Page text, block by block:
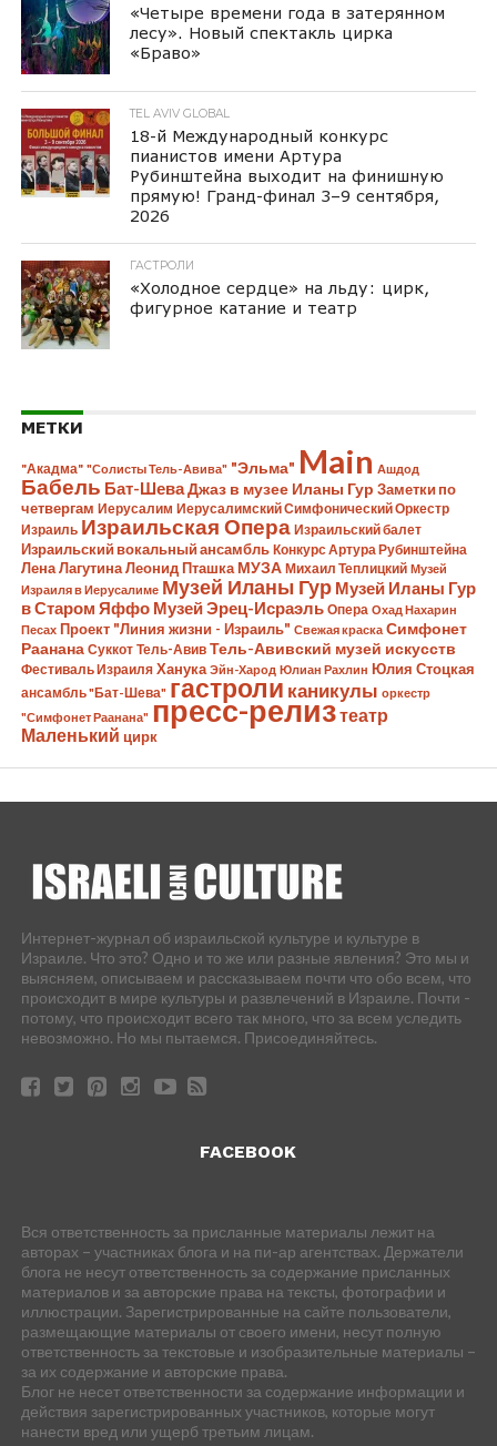
«Четыре времени года в затерянном
лесу». Новый спектакль цирка
«Браво»
TEL AVIV GLOBAL
18-й Международный конкурс
пианистов имени Артура
Рубинштейна выходит на финишную
прямую! Гранд-финал 3–9 сентября,
2026
ГАСТРОЛИ
«Холодное сердце» на льду: цирк,
фигурное катание и театр
МЕТКИ
"Акадма" "Солисты Тель-Авива" "Эльма" Main Ашдод
Бабель Бат-ШеваДжаз в музее Иланы Гур Заметки по
четвергам Иерусалим Иерусалимский Симфонический Оркестр
Израиль Израильская Опера Израильский балет
Израильский вокальный ансамбль Конкурс Артура Рубинштейна
Лена Лагутина Леонид Пташка МУЗА Михаил Теплицкий Музей
Израиля в Иерусалиме Музей Иланы Гур Музей Иланы Гур
в Старом Яффо Музей Эрец-Исраэль Опера Охад Нахарин
Песах Проект "Линия жизни - Израиль" Свежая краска Симфонет
Раанана Суккот Тель-Авив Тель-Авивский музей искусств
Фестиваль Израиля Ханука Эйн-Харод Юлиан Рахлин Юлия Стоцкая
ансамбль "Бат-Шева" гастроли каникулы оркестр
"Симфонет Раанана" пресс-релизтеатр
Маленький цирк
Интернет-журнал об израильской культуре и культуре в
Израиле. Что это? Одно и то же или разные явления? Это мы и
выясняем, описываем и рассказываем почти что обо всем, что
происходит в мире культуры и развлечений в Израиле. Почти -
потому, что происходит всего так много, что за всем уследить
невозможно. Но мы пытаемся. Присоединяйтесь.
FACEBOOK
Вся ответственность за присланные материалы лежит на
авторах – участниках блога и на пи-ар агентствах. Держатели
блога не несут ответственность за содержание присланных
материалов и за авторские права на тексты, фотографии и
иллюстрации. Зарегистрированные на сайте пользователи,
размещающие материалы от своего имени, несут полную
ответственность за текстовые и изобразительные материалы –
за их содержание и авторские права.
Блог не несет ответственности за содержание информации и
действия зарегистрированных участников, которые могут
нанести вред или ущерб третьим лицам.